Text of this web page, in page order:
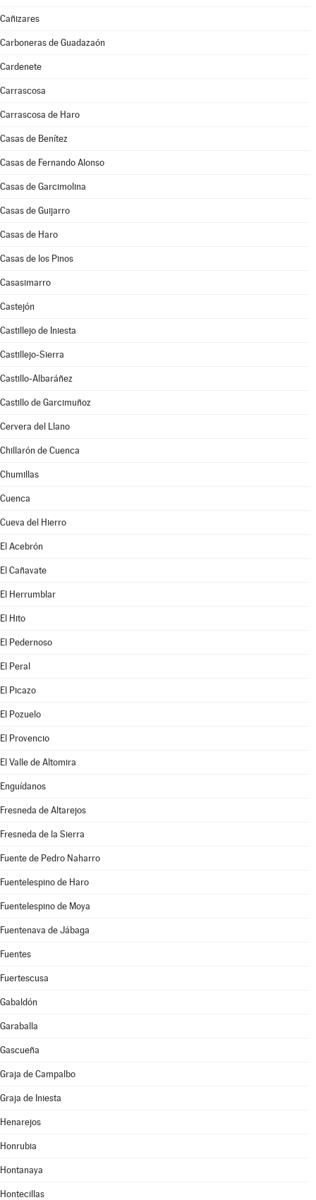
Cañizares
Carboneras de Guadazaón
Cardenete
Carrascosa
Carrascosa de Haro
Casas de Benítez
Casas de Fernando Alonso
Casas de Garcimolina
Casas de Guijarro
Casas de Haro
Casas de los Pinos
Casasimarro
Castejón
Castillejo de Iniesta
Castillejo-Sierra
Castillo-Albaráñez
Castillo de Garcimuñoz
Cervera del Llano
Chillarón de Cuenca
Chumillas
Cuenca
Cueva del Hierro
El Acebrón
El Cañavate
El Herrumblar
El Hito
El Pedernoso
El Peral
El Picazo
El Pozuelo
El Provencio
El Valle de Altomira
Enguídanos
Fresneda de Altarejos
Fresneda de la Sierra
Fuente de Pedro Naharro
Fuentelespino de Haro
Fuentelespino de Moya
Fuentenava de Jábaga
Fuentes
Fuertescusa
Gabaldón
Garaballa
Gascueña
Graja de Campalbo
Graja de Iniesta
Henarejos
Honrubia
Hontanaya
Hontecillas